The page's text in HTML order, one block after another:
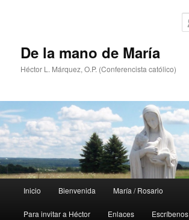
De la mano de María
Héctor L. Márquez, O.P. (Conferencista católico)
Inicio Bienvenida María / Rosario
Para invitar a Héctor Enlaces Escríbenos